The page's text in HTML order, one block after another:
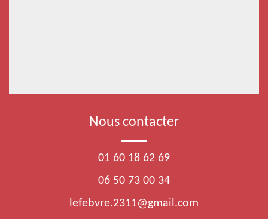
Nous contacter
01 60 18 62 69
06 50 73 00 34
lefebvre.2311@gmail.com